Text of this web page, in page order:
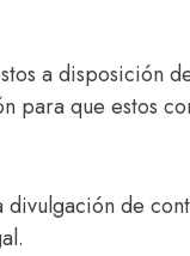
a
que estos
de